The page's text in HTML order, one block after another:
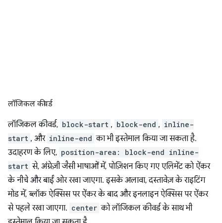
लॉजिकल कीवर्ड
लॉजिकल कीवर्ड, block-start , block-end , inline-
start , और inline-end का भी इस्तेमाल किया जा सकता है.
उदाहरण के लिए, position-area: block-end inline-
start से, अंग्रेज़ी जैसी भाषाओं में, पोज़िशन किए गए एलिमेंट को ऐंकर
के नीचे और बाईं ओर रखा जाएगा. इसके अलावा, दस्तावेज़ के राइटिंग
मोड में, ब्लॉक ऐक्सिस पर ऐंकर के बाद और इनलाइन ऐक्सिस पर ऐंकर
से पहले रखा जाएगा. center को लॉजिकल कीवर्ड के साथ भी